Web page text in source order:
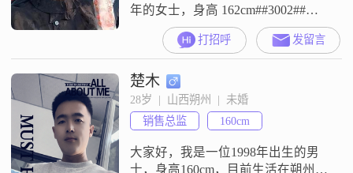
年的女士，身高 162cm##3002##我
在朔州工作，收入一个月在 3000 元
以下##3002##学历是高中及以下
##3002##我觉得自己是个挺善解人
意的人，能理解和体谅他人的想法
和感受##3002##在生活中，我很独
立自信，遇到问题会努力想办法解
决，不会轻易依赖别人##30
打招呼 发留言
楚木
28岁  |  山西朔州  |  未婚
销售总监
160cm
大家好，我是一位1998年出生的男
士，身高160cm，目前生活在朔州